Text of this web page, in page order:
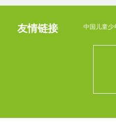
友情链接 中国儿童少